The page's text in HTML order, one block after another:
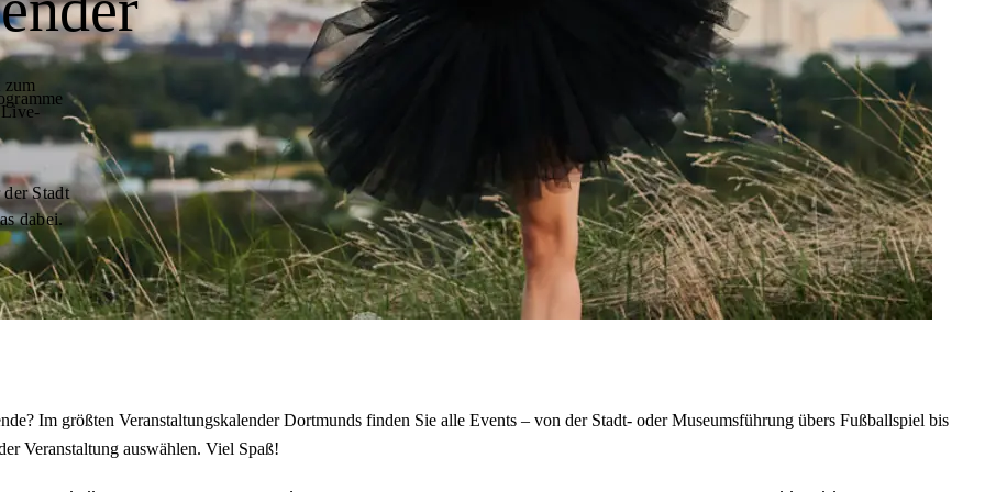
Live-
Stadt
dabei.
Im größten Veranstaltungskalender Dortmunds finden Sie alle Events – von der Stadt- oder Museumsführung übers Fußballspiel bis
Veranstaltung auswählen. Viel Spaß!